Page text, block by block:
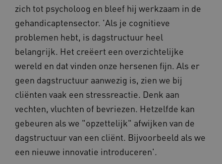
zich tot psycholoog en bleef hij werkzaam in de
gehandicaptensector. 'Als je cognitieve
problemen hebt, is dagstructuur heel
belangrijk. Het creëert een overzichtelijke
wereld en dat vinden onze hersenen fijn. Als er
geen dagstructuur aanwezig is, zien we bij
cliënten vaak een stressreactie. Denk aan
vechten, vluchten of bevriezen. Hetzelfde kan
gebeuren als we "opzettelijk" afwijken van de
dagstructuur van een cliënt. Bijvoorbeeld als we
een nieuwe innovatie introduceren'.